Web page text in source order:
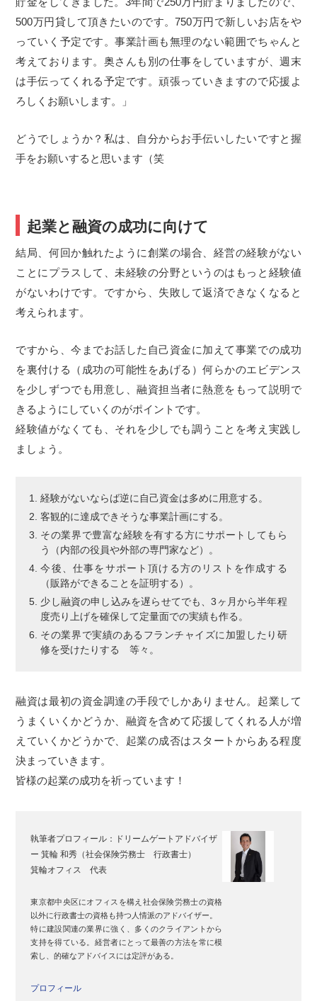
500万円貸して頂きたいのです。750万円で新しいお店をや
っていく予定です。事業計画も無理のない範囲でちゃんと
考えております。奥さんも別の仕事をしていますが、週末
は手伝ってくれる予定です。頑張っていきますので応援よ
ろしくお願いします。」
どうでしょうか？私は、自分からお手伝いしたいですと握
手をお願いすると思います（笑
起業と融資の成功に向けて
結局、何回か触れたように創業の場合、経営の経験がない
ことにプラスして、未経験の分野というのはもっと経験値
がないわけです。ですから、失敗して返済できなくなると
考えられます。
ですから、今までお話した自己資金に加えて事業での成功
を裏付ける（成功の可能性をあげる）何らかのエビデンス
を少しずつでも用意し、融資担当者に熱意をもって説明で
きるようにしていくのがポイントです。
経験値がなくても、それを少しでも調うことを考え実践し
ましょう。
経験がないならば逆に自己資金は多めに用意する。
客観的に達成できそうな事業計画にする。
その業界で豊富な経験を有する方にサポートしてもら
う（内部の役員や外部の専門家など）。
今後、仕事をサポート頂ける方のリストを作成する
（販路ができることを証明する）。
少し融資の申し込みを遅らせてでも、3ヶ月から半年程
度売り上げを確保して定量面での実績も作る。
その業界で実績のあるフランチャイズに加盟したり研
修を受けたりする 等々。
融資は最初の資金調達の手段でしかありません。起業して
うまくいくかどうか、融資を含めて応援してくれる人が増
えていくかどうかで、起業の成否はスタートからある程度
決まっていきます。
皆様の起業の成功を祈っています！
執筆者プロフィール：
ドリームゲートアドバイザ
ー 箕輪 和秀（社会保険労務士 行政書士）
箕輪オフィス 代表
東京都中央区にオフィスを構え社会保険労務士の資格
以外に行政書士の資格も持つ人情派のアドバイザー。
特に建設関連の業界に強く、多くのクライアントから
支持を得ている。経営者にとって最善の方法を常に模
索し、的確なアドバイスには定評がある。
プロフィール